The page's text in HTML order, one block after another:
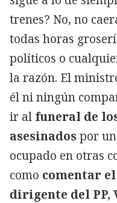
trenes? No, no
todas horas
políticos o
la razón. El
él ni ningún
ir al funeral de
asesinadospor
ocupado en otras
como comentar
dirigente del